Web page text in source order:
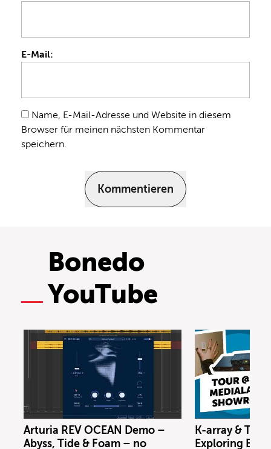
E-Mail:
Name, E-Mail-Adresse und Website in diesem
Browser für meinen nächsten Kommentar
speichern.
Kommentieren
Bonedo
YouTube
Arturia REV OCEAN Demo –
Abyss, Tide & Foam – no
K-array &
Exploring